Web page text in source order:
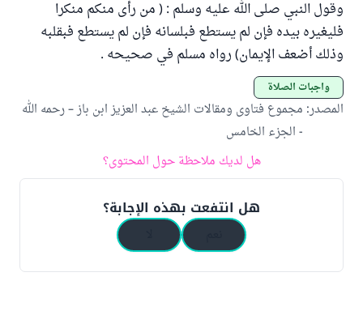
وقول النبي صلى الله عليه وسلم : ( من رأى منكم منكرا
فليغيره بيده فإن لم يستطع فبلسانه فإن لم يستطع فبقلبه
وذلك أضعف الإيمان) رواه مسلم في صحيحه .
واجبات الصلاة
المصدر: مجموع فتاوى ومقالات الشيخ عبد العزيز ابن باز – رحمه الله
- الجزء الخامس
هل لديك ملاحظة حول المحتوى؟
هل انتفعت بهذه الإجابة؟